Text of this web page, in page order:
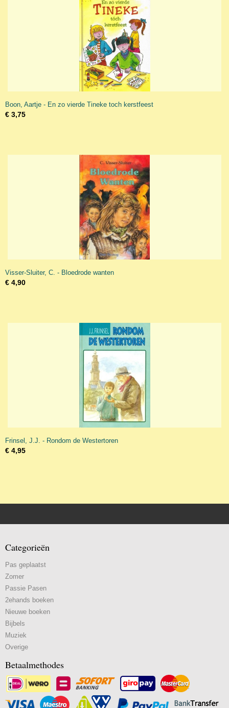
Boon, Aartje - En zo vierde Tineke toch kerstfeest
€ 3,75
Visser-Sluiter, C. - Bloedrode wanten
€ 4,90
Frinsel, J.J. - Rondom de Westertoren
€ 4,95
Categorieën
Pas geplaatst
Zomer
Passie Pasen
2ehands boeken
Nieuwe boeken
Bijbels
Muziek
Overige
Betaalmethodes